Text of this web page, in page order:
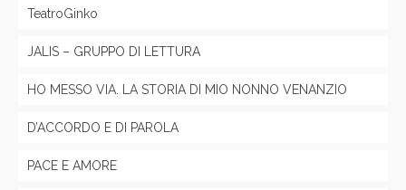
TeatroGinko
JALIS – GRUPPO DI LETTURA
HO MESSO VIA. LA STORIA DI MIO NONNO VENANZIO
D’ACCORDO E DI PAROLA
PACE E AMORE